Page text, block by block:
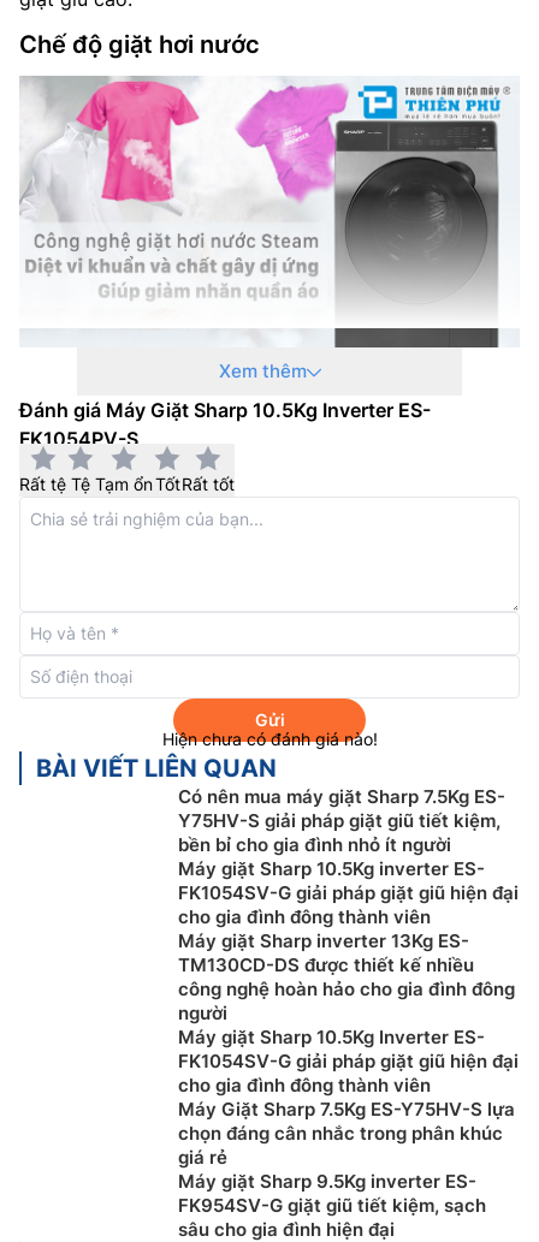
Chế độ giặt hơi nước
Chế độ giặt hơi nước giúp đưa hơi nóng len lỏi vào
từng sợi vải, loại bỏ tác nhân gây hại như bụi siêu nhỏ
và vi khuẩn. Chế độ này phù hợp cho gia đình có trẻ
nhỏ và người có làn da nhạy cảm, bảo vệ sức khỏe gia
đình.
quá trình giặt, hạn chế hư hỏng đồ và giúp tiết kiệm
thời gian ủi.
Chế độ giặt nước nóng
Giặt nước nóng là chế độ mà nước sẽ được đun sôi
trước khi bắt đầu chương trình giặt. Có thể thấy, giặt
nước nóng sẽ giúp hòa tan hoàn toàn bột giặt, loại bỏ
các vết dầu mỡ, giặt sạch sâu quần áo đồng thời diệt
khuẩn và ngừa dị ứng cho người có da nhạy cảm.
Với mức nhiệt tối đa lên đến 90 độ C,máy giặtSharp
lông ngang ES-FK1054PV-S này có thể vừa làm sạch
Xem thêm
Đánh giá Máy Giặt Sharp 10.5Kg Inverter ES-
FK1054PV-S
Rất tệ Tệ Tạm ổnTốtRất tốt
Gửi
Hiện chưa có đánh giá nào!
BÀI VIẾT LIÊN QUAN
Có nên mua máy giặt Sharp 7.5Kg ES-
Y75HV-S giải pháp giặt giũ tiết kiệm,
bền bỉ cho gia đình nhỏ ít người
Máy giặt Sharp 10.5Kg inverter ES-
FK1054SV-G giải pháp giặt giũ hiện đại
cho gia đình đông thành viên
Máy giặt Sharp inverter 13Kg ES-
TM130CD-DS được thiết kế nhiều
công nghệ hoàn hảo cho gia đình đông
người
Máy giặt Sharp 10.5Kg Inverter ES-
FK1054SV-G giải pháp giặt giũ hiện đại
cho gia đình đông thành viên
Máy Giặt Sharp 7.5Kg ES-Y75HV-S lựa
chọn đáng cân nhắc trong phân khúc
giá rẻ
Máy giặt Sharp 9.5Kg inverter ES-
FK954SV-G giặt giũ tiết kiệm, sạch
sâu cho gia đình hiện đại